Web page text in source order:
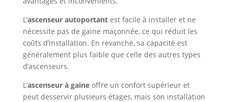
L’ascenseur autoportantest facile à installer et ne
nécessite pas de gaine maçonnée, ce qui réduit les
coûts d’installation. En revanche, sa capacité est
généralement plus faible que celle des autres types
d’ascenseurs.
L’ascenseur à gaineoffre un confort supérieur et
peut desservir plusieurs étages, mais son installation